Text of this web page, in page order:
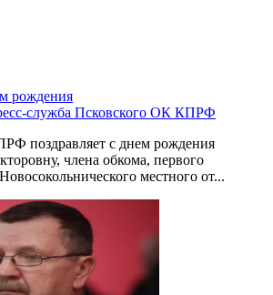
рождения
служба Псковского ОК КПРФ
поздравляет с днем рождения
члена обкома, первого
местного от...